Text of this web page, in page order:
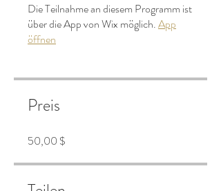
Die Teilnahme an diesem Programm ist
über die App von Wix möglich.App
öffnen
Preis
50,00 $